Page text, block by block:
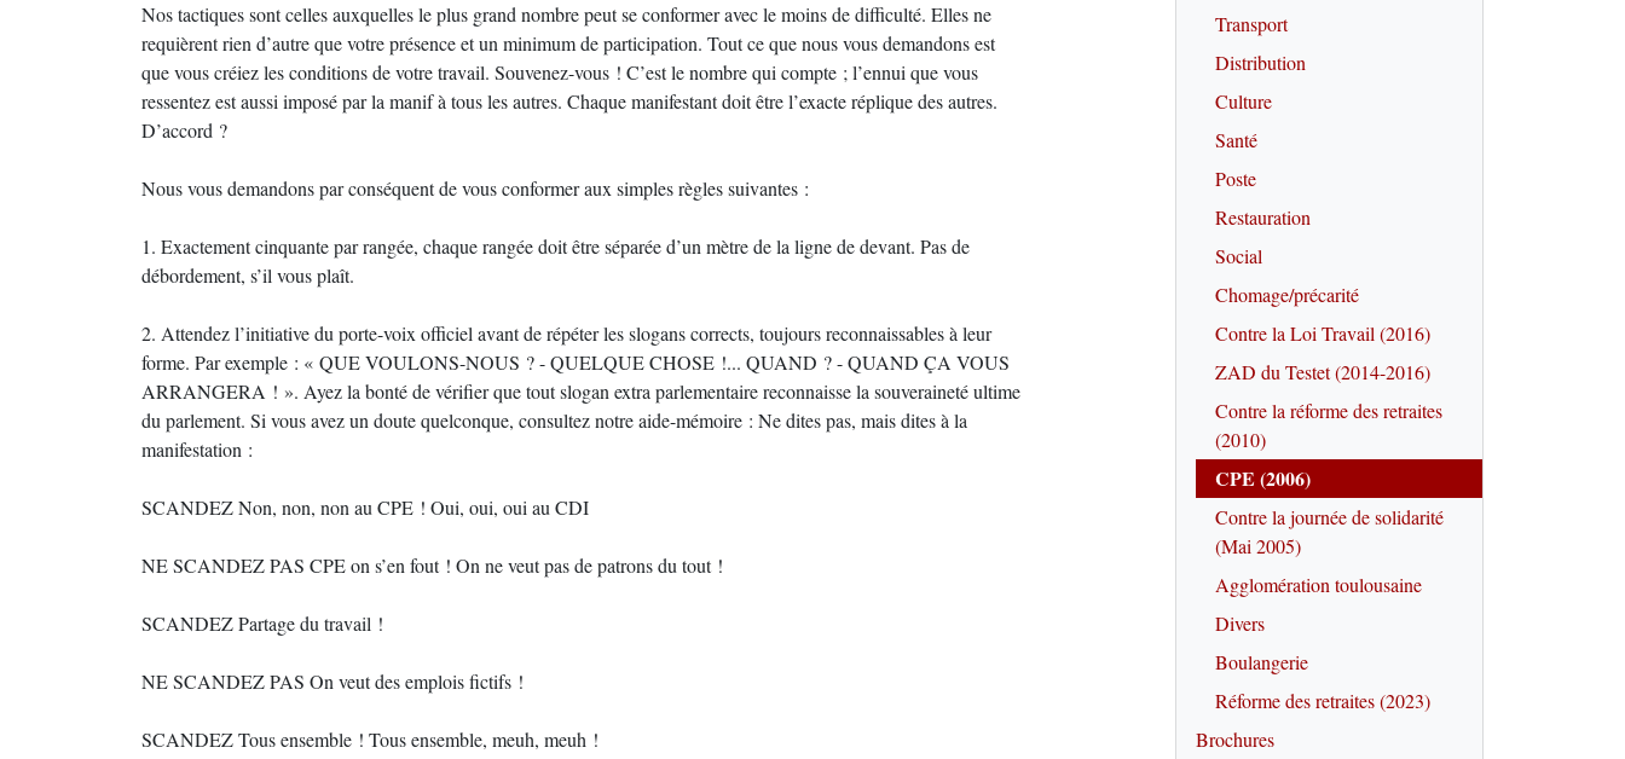
Nos tactiques sont celles auxquelles le plus grand nombre peut se conformer avec le moins de difficulté. Elles ne
requièrent rien d’autre que votre présence et un minimum de participation. Tout ce que nous vous demandons est
que vous créiez les conditions de votre travail. Souvenez-vous ! C’est le nombre qui compte ; l’ennui que vous
ressentez est aussi imposé par la manif à tous les autres. Chaque manifestant doit être l’exacte réplique des autres.
D’accord ?
Nous vous demandons par conséquent de vous conformer aux simples règles suivantes :
1. Exactement cinquante par rangée, chaque rangée doit être séparée d’un mètre de la ligne de devant. Pas de
débordement, s’il vous plaît.
2. Attendez l’initiative du porte-voix officiel avant de répéter les slogans corrects, toujours reconnaissables à leur
forme. Par exemple : « QUE VOULONS-NOUS ? - QUELQUE CHOSE !... QUAND ? - QUAND ÇA VOUS
ARRANGERA ! ». Ayez la bonté de vérifier que tout slogan extra parlementaire reconnaisse la souveraineté ultime
du parlement. Si vous avez un doute quelconque, consultez notre aide-mémoire : Ne dites pas, mais dites à la
manifestation :
SCANDEZ Non, non, non au CPE ! Oui, oui, oui au CDI
NE SCANDEZ PAS CPE on s’en fout ! On ne veut pas de patrons du tout !
SCANDEZ Partage du travail !
NE SCANDEZ PAS On veut des emplois fictifs !
SCANDEZ Tous ensemble ! Tous ensemble, meuh, meuh !
Transport
Distribution
Culture
Santé
Poste
Restauration
Social
Chomage/précarité
Contre la Loi Travail (2016)
ZAD du Testet (2014-2016)
Contre la réforme des retraites
(2010)
CPE (2006)
Contre la journée de solidarité
(Mai 2005)
Agglomération toulousaine
Divers
Boulangerie
Réforme des retraites (2023)
Brochures